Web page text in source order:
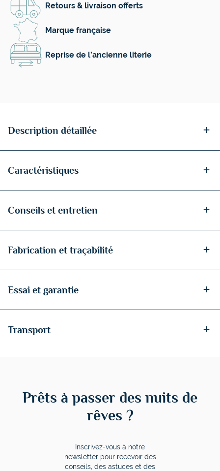
Retours & livraison offerts
Marque française
Reprise de l’ancienne literie
Description détaillée +
Caractéristiques +
Conseils et entretien +
Fabrication et traçabilité +
Essai et garantie +
Transport +
Prêts à passer des nuits de
rêves ?
Inscrivez-vous à notre
newsletter pour recevoir des
conseils, des astuces et des